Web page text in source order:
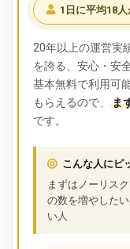
1日に平均18
20年以上の運営実
を誇る、安心・安
基本無料で利用可
もらえるので、
ま
です。
こんな人にピ
まずはノーリス
の数を増やした
い人